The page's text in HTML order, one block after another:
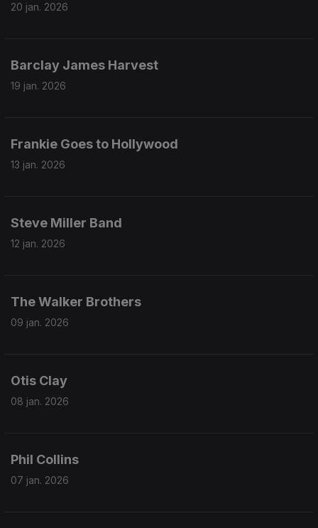
20 jan. 2026
Barclay James Harvest
19 jan. 2026
Frankie Goes to Hollywood
13 jan. 2026
Steve Miller Band
12 jan. 2026
The Walker Brothers
09 jan. 2026
Otis Clay
08 jan. 2026
Phil Collins
07 jan. 2026